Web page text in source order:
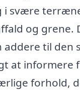
i svære
og grene.
addere til den
at informere
forhold,